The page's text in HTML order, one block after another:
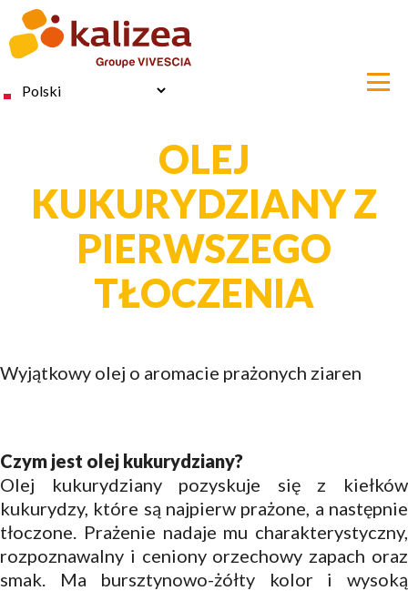
Przejdź
treści
Select
OLEJ
KUKURYDZIANY Z
PIERWSZEGO
TŁOCZENIA
Wyjątkowy olej o aromacie prażonych ziaren
Czym jest olej kukurydziany?
Olej kukurydziany pozyskuje się z kiełków
kukurydzy, które są najpierw prażone, a następnie
tłoczone. Prażenie nadaje mu charakterystyczny,
rozpoznawalny i ceniony orzechowy zapach oraz
smak. Ma bursztynowo-żółty kolor i wysoką